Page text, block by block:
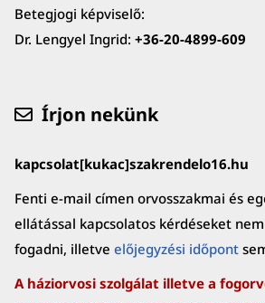
Betegjogi képviselő:
Dr. Lengyel Ingrid: +36-20-4899-609
Írjon nekünk
kapcsolat[kukac]szakrendelo16.hu
Fenti e-mail címen orvosszakmai és
ellátással kapcsolatos kérdéseket
fogadni, illetve előjegyzési időpont
A háziorvosi szolgálat illetve a